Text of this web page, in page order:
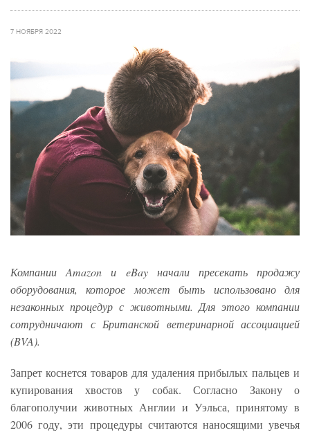
7 НОЯБРЯ 2022
Компании Amazon и eBay начали пресекать продажу
оборудования, которое может быть использовано для
незаконных процедур с животными. Для этого компании
сотрудничают с Британской ветеринарной ассоциацией
(BVA).
Запрет коснется товаров для удаления прибылых пальцев и
купирования хвостов у собак. Согласно Закону о
благополучии животных Англии и Уэльса, принятому в
2006 году, эти процедуры считаются наносящими увечья